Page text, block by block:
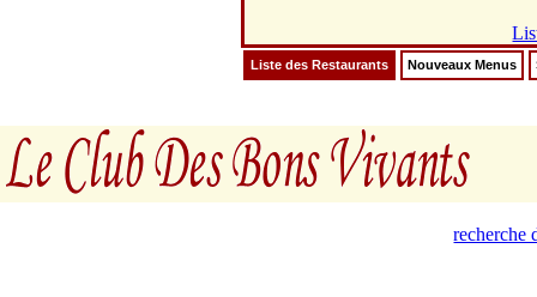
Liste des Restaurants Nouveaux Menus
recherche